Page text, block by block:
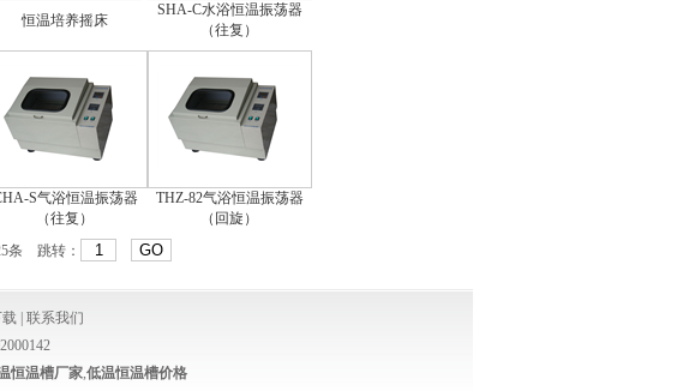
恒温培养摇床
SHA-C水浴恒温振荡器
（往复）
S气浴恒温振荡器
（往复）
THZ-82气浴恒温振荡器
（回旋）
条 跳转： GO
载 联系我们
恒温槽厂家,低温恒温槽价格